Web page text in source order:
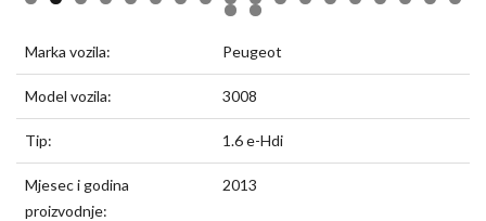
Marka vozila: Peugeot
Model vozila: 3008
Tip: 1.6 e-Hdi
Mjesec i godina
proizvodnje:
2013